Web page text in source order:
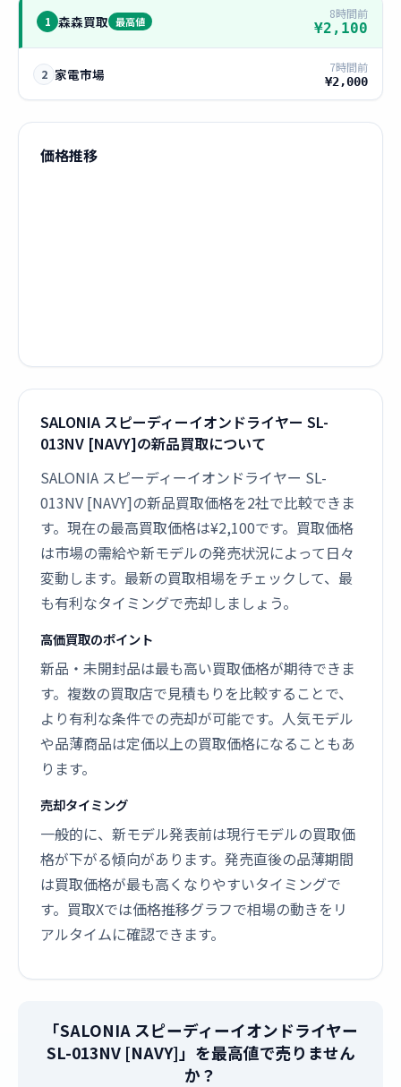
1 森森買取 最高値
8時間前
¥2,100
2 家電市場 7時間前
¥2,000
価格推移
SALONIA スピーディーイオンドライヤー SL-
013NV [NAVY]の新品買取について
SALONIA スピーディーイオンドライヤー SL-
013NV [NAVY]の新品買取価格を2社で比較できま
す。現在の最高買取価格は¥2,100です。買取価格
は市場の需給や新モデルの発売状況によって日々
変動します。最新の買取相場をチェックして、最
も有利なタイミングで売却しましょう。
高価買取のポイント
新品・未開封品は最も高い買取価格が期待できま
す。複数の買取店で見積もりを比較することで、
より有利な条件での売却が可能です。人気モデル
や品薄商品は定価以上の買取価格になることもあ
ります。
売却タイミング
一般的に、新モデル発表前は現行モデルの買取価
格が下がる傾向があります。発売直後の品薄期間
は買取価格が最も高くなりやすいタイミングで
す。買取Xでは価格推移グラフで相場の動きをリ
アルタイムに確認できます。
「SALONIA スピーディーイオンドライヤー
SL-013NV [NAVY]」を最高値で売りません
か？